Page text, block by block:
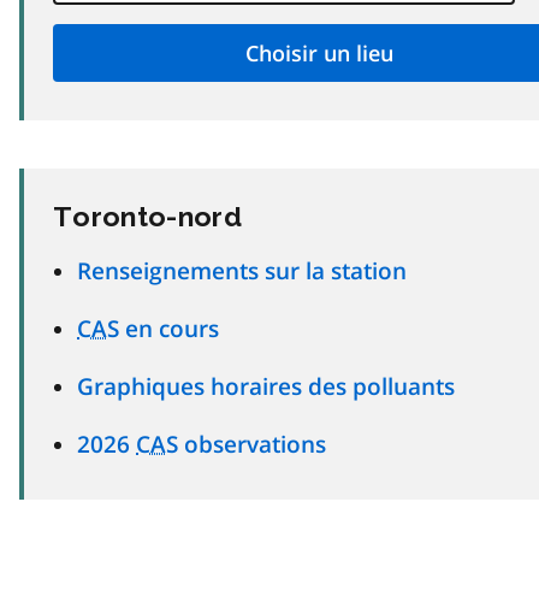
Toronto-nord
Renseignements sur la station
CAS en cours
Graphiques horaires des polluants
2026 CAS observations